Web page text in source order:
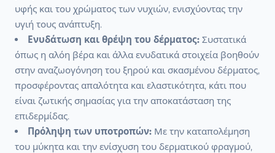
υφής και του χρώματος των νυχιών, ενισχύοντας την
υγιή τους ανάπτυξη.
Ενυδάτωση και θρέψη του δέρματος: Συστατικά
όπως η αλόη βέρα και άλλα ενυδατικά στοιχεία βοηθούν
στην αναζωογόνηση του ξηρού και σκασμένου δέρματος,
προσφέροντας απαλότητα και ελαστικότητα, κάτι που
είναι ζωτικής σημασίας για την αποκατάσταση της
επιδερμίδας.
Πρόληψη των υποτροπών: Με την καταπολέμηση
του μύκητα και την ενίσχυση του δερματικού φραγμού,